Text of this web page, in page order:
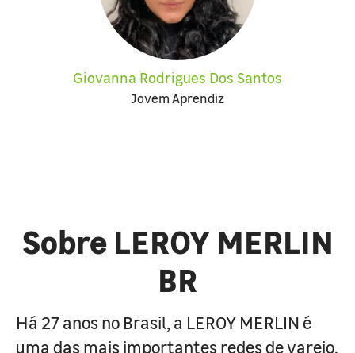
Giovanna Rodrigues Dos Santos
Jovem Aprendiz
Sobre LEROY MERLIN
BR
Há 27 anos no Brasil, a LEROY MERLIN é
uma das mais importantes redes de varejo,